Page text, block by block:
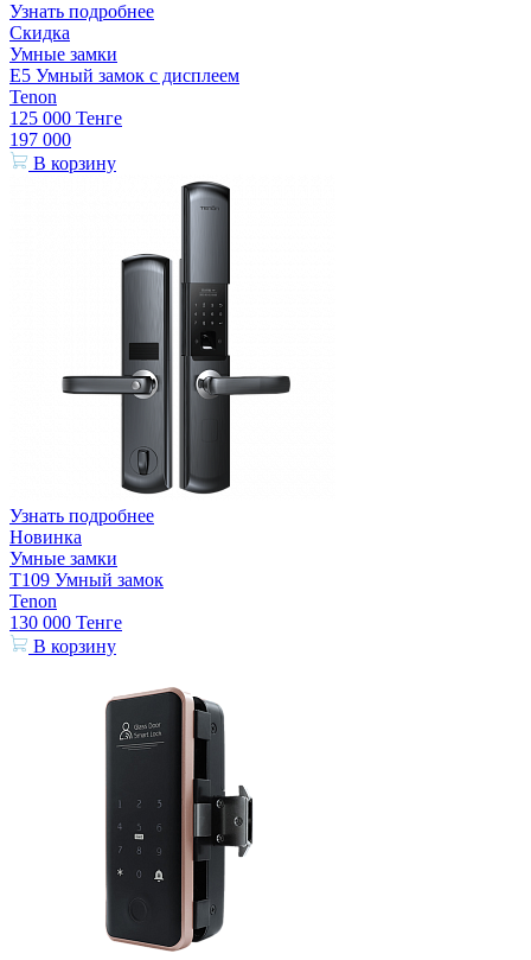
Узнать подробнее
Скидка
Умные замки
E5 Умный замок с дисплеем
Tenon
125 000 Тенге
197 000
В корзину
Узнать подробнее
Новинка
Умные замки
T109 Умный замок
Tenon
130 000 Тенге
В корзину